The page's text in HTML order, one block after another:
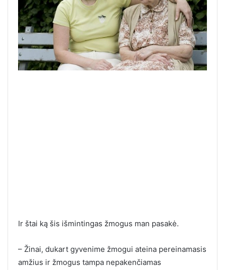
Ir štai ką šis išmintingas žmogus man pasakė.
– Žinai, dukart gyvenime žmogui ateina pereinamasis
amžius ir žmogus tampa nepakenčiamas